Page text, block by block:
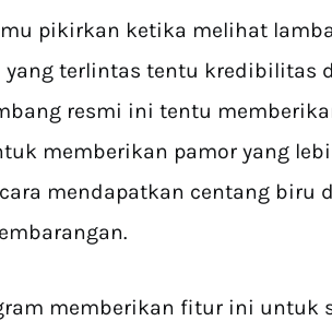
pikirkan ketika melihat
yang terlintas tentu kredibilitas
resmi ini tentu
memberikan pamor yang
cara mendapatkan centang
memberikan fitur ini untuk